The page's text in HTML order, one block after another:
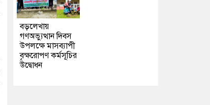
বড়লেখায়
গণঅভ্যুত্থান দিবস
উপলক্ষে মাসব্যাপী
বৃক্ষরোপণ কর্মসূচির
উদ্বোধন